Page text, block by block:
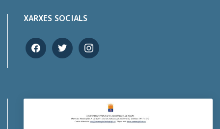
XARXES SOCIALS
facebooktwitter instagram